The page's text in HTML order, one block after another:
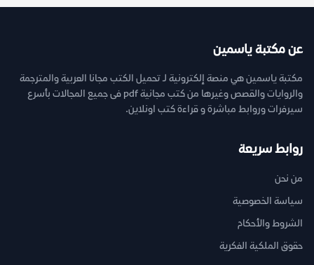
عن مكتبة ياسمين
مكتبة ياسمين هي منصة إلكترونية لـ تحميل الكتب مجانا العربية والمترجمة
والروايات والقصص وغيرها من كتب مجانية pdf فى جميع المجالات بأسرع
سيرفرات وروابط مباشرة و قراءة كتب اونلاين.
روابط سريعة
من نحن
سياسة الخصوصية
الشروط والأحكام
حقوق الملكية الفكرية